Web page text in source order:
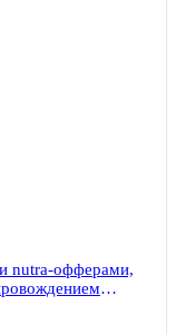
nutra-офферами,